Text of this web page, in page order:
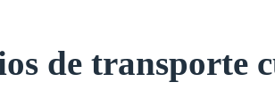
de transporte